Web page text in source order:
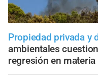
Propiedad privada y
ambientales
regresión en